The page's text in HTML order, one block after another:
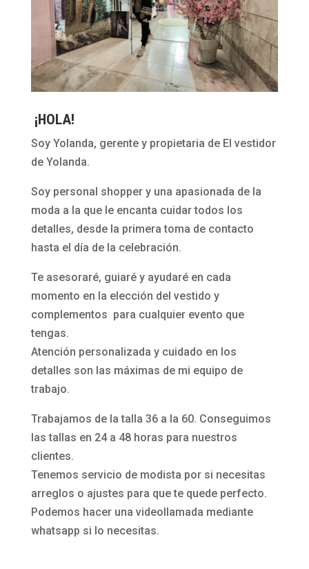
¡HOLA!
Soy Yolanda, gerente y propietaria de El vestidor
de Yolanda.
Soy personal shopper y una apasionada de la
moda a la que le encanta cuidar todos los
detalles, desde la primera toma de contacto
hasta el día de la celebración.
Te asesoraré, guiaré y ayudaré en cada
momento en la elección del vestido y
complementos para cualquier evento que
tengas.
Atención personalizada y cuidado en los
detalles son las máximas de mi equipo de
trabajo.
Trabajamos de la talla 36 a la 60. Conseguimos
las tallas en 24 a 48 horas para nuestros
clientes.
Tenemos servicio de modista por si necesitas
arreglos o ajustes para que te quede perfecto.
Podemos hacer una videollamada mediante
whatsapp si lo necesitas.